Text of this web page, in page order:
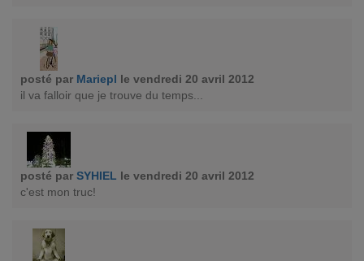
posté par Mariepl le vendredi 20 avril 2012
il va falloir que je trouve du temps...
posté par SYHIEL le vendredi 20 avril 2012
c'est mon truc!